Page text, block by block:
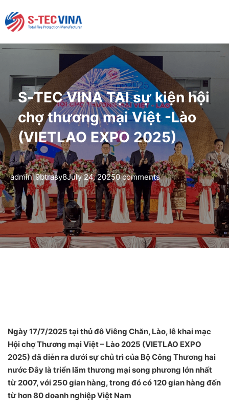
S‑TEC VINA TẠI sự kiện hội
chợ thương mại Việt -Lào
(VIETLAO EXPO 2025)
admin_9btrasy8July 24, 20250 comments
Ngày 17/7/2025 tại thủ đô Viêng Chăn, Lào, lễ khai mạc
Hội chợ Thương mại Việt – Lào 2025 (VIETLAO EXPO
2025) đã diễn ra dưới sự chủ trì của Bộ Công Thương hai
nước Đây là triển lãm thương mại song phương lớn nhất
từ 2007, với 250 gian hàng, trong đó có 120 gian hàng đến
từ hơn 80 doanh nghiệp Việt Nam